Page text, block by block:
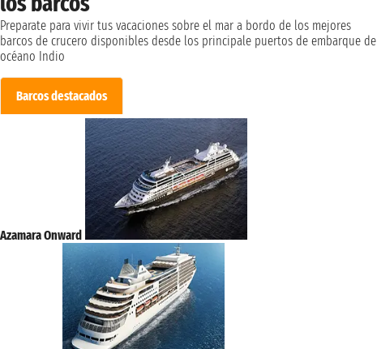
Preparate para vivir tus vacaciones sobre el mar a bordo de los mejores
barcos de crucero disponibles desde los principale puertos de embarque de
océano Indio
Barcos destacados
Azamara Onward